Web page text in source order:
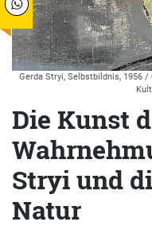
Gerda Stryi, Selbstbildnis, 1956
Die Kunst
Stryi und
Natur